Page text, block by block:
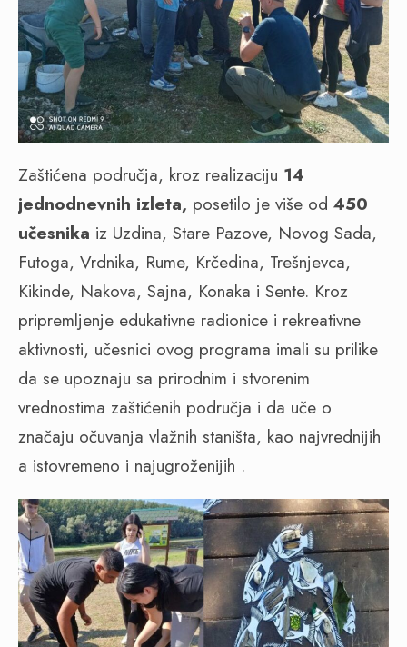
Zaštićena područja, kroz realizaciju 14
jednodnevnih izleta, posetilo je više od 450
učesnika iz Uzdina, Stare Pazove, Novog Sada,
Futoga, Vrdnika, Rume, Krčedina, Trešnjevca,
Kikinde, Nakova, Sajna, Konaka i Sente. Kroz
pripremljenje edukativne radionice i rekreativne
aktivnosti, učesnici ovog programa imali su prilike
da se upoznaju sa prirodnim i stvorenim
vrednostima zaštićenih područja i da uče o
značaju očuvanja vlažnih staništa, kao najvrednijih
a istovremeno i najugroženijih .